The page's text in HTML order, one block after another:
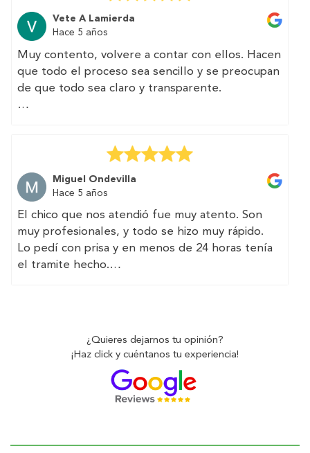
Vete A Lamierda
Hace 5 años
Muy contento, volvere a contar con ellos. Hacen
que todo el proceso sea sencillo y se preocupan
de que todo sea claro y transparente.
the whole process easy and they make sure
everything is clear and transparent.
Miguel Ondevilla
Hace 5 años
El chico que nos atendió fue muy atento. Son
muy profesionales, y todo se hizo muy rápido.
Lo pedí con prisa y en menos de 24 horas tenía
el tramite hecho.
done very quickly.
I had the paperwork done.
¿Quieres dejarnos tu opinión?
¡Haz click y cuéntanos tu experiencia!